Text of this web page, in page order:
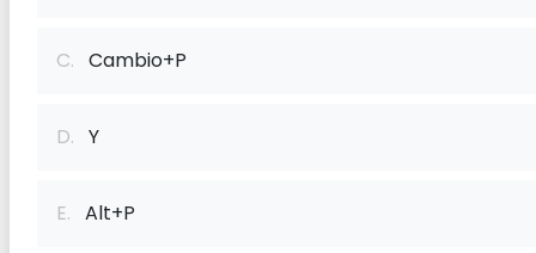
C. Cambio+P
D. Y
E. Alt+P